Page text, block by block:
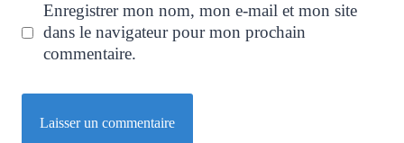
Enregistrer mon nom, mon e-mail et mon site
dans le navigateur pour mon prochain
commentaire.